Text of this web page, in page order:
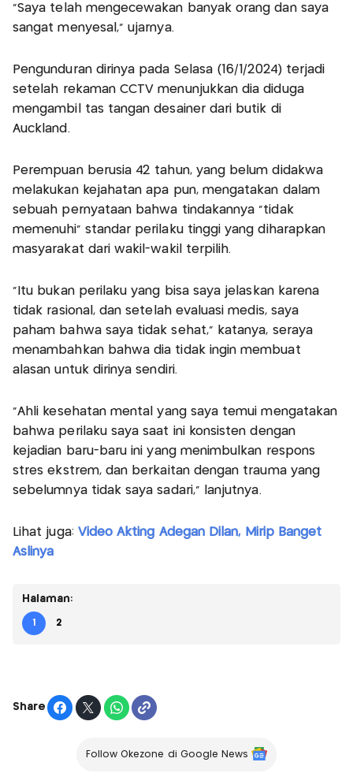
"Saya telah mengecewakan banyak orang dan saya
sangat menyesal," ujarnya.
Pengunduran dirinya pada Selasa (16/1/2024) terjadi
setelah rekaman CCTV menunjukkan dia diduga
mengambil tas tangan desainer dari butik di
Auckland.
Perempuan berusia 42 tahun, yang belum didakwa
melakukan kejahatan apa pun, mengatakan dalam
sebuah pernyataan bahwa tindakannya “tidak
memenuhi” standar perilaku tinggi yang diharapkan
masyarakat dari wakil-wakil terpilih.
“Itu bukan perilaku yang bisa saya jelaskan karena
tidak rasional, dan setelah evaluasi medis, saya
paham bahwa saya tidak sehat,” katanya, seraya
menambahkan bahwa dia tidak ingin membuat
alasan untuk dirinya sendiri.
“Ahli kesehatan mental yang saya temui mengatakan
bahwa perilaku saya saat ini konsisten dengan
kejadian baru-baru ini yang menimbulkan respons
stres ekstrem, dan berkaitan dengan trauma yang
sebelumnya tidak saya sadari,” lanjutnya.
Lihat juga: Video Akting Adegan Dilan, Mirip Banget
Aslinya
Halaman:
1 2
Share
Follow Okezone di Google News